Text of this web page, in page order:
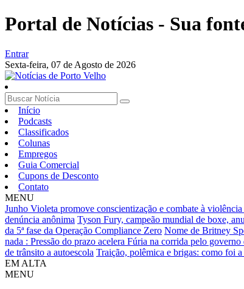
Portal de Notícias - Sua
Entrar
Sexta-feira, 07 de Agosto de 2026
Início
Podcasts
Classificados
Colunas
Empregos
Guia Comercial
Cupons de Desconto
Contato
MENU
Junho Violeta promove conscientização e combate à
denúncia anônima Tyson Fury, campeão mundial de boxe,
da 5ª fase da Operação Compliance Zero Nome de Britney
nada : Pressão do prazo acelera Fúria na corrida pelo
de trânsito a autoescola Traição, polêmica e brigas: como foi
EM ALTA
MENU